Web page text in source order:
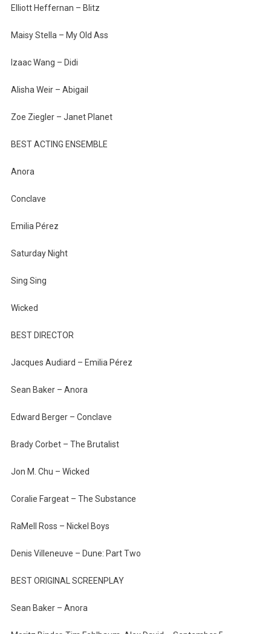
Elliott Heffernan – Blitz
Maisy Stella – My Old Ass
Izaac Wang – Didi
Alisha Weir – Abigail
Zoe Ziegler – Janet Planet
BEST ACTING ENSEMBLE
Anora
Conclave
Emilia Pérez
Saturday Night
Sing Sing
Wicked
BEST DIRECTOR
Jacques Audiard – Emilia Pérez
Sean Baker – Anora
Edward Berger – Conclave
Brady Corbet – The Brutalist
Jon M. Chu – Wicked
Coralie Fargeat – The Substance
RaMell Ross – Nickel Boys
Denis Villeneuve – Dune: Part Two
BEST ORIGINAL SCREENPLAY
Sean Baker – Anora